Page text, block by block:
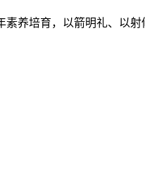
养培育，以箭明礼、以